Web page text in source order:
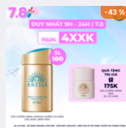
SPF 50+ 20ml (SL Có Hạn)
-43%